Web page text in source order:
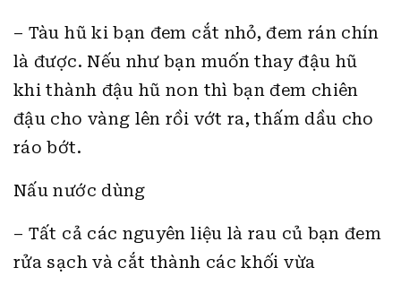
– Tàu hũ ki bạn đem cắt nhỏ, đem rán chín
là được. Nếu như bạn muốn thay đậu hũ
khi thành đậu hũ non thì bạn đem chiên
đậu cho vàng lên rồi vớt ra, thấm dầu cho
ráo bớt.
Nấu nước dùng
– Tất cả các nguyên liệu là rau củ bạn đem
rửa sạch và cắt thành các khối vừa